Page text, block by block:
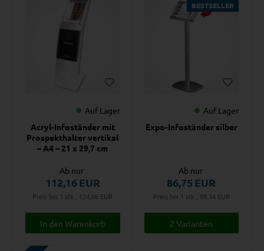
Auf Lager
Acryl-Infoständer mit
Prospekthalter vertikal
– A4 – 21 x 29,7 cm
Ab nur
112,16EUR
Preis bei 1 stk., 124,66 EUR
BESTSELLER
Auf Lager
Expo-Infoständer silber
Ab nur
86,75 EUR
Preis bei 1 stk., 99,34 EUR
2 Varianten